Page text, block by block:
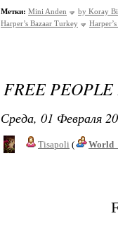
Метки: Mini Anden
by Koray
Harper’s Bazaar Turkey
FREE
Среда, 01 Февраля
Tisapoli (